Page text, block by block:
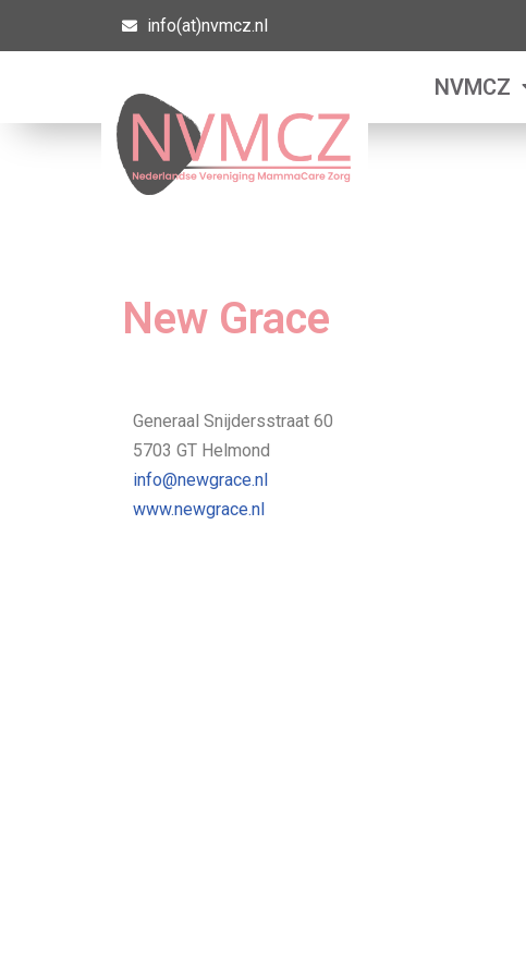
de
info(at)nvmcz.nl
NVMCZ
New Grace
Generaal Snijdersstraat 60
5703 GT Helmond
info@newgrace.nl
www.newgrace.nl